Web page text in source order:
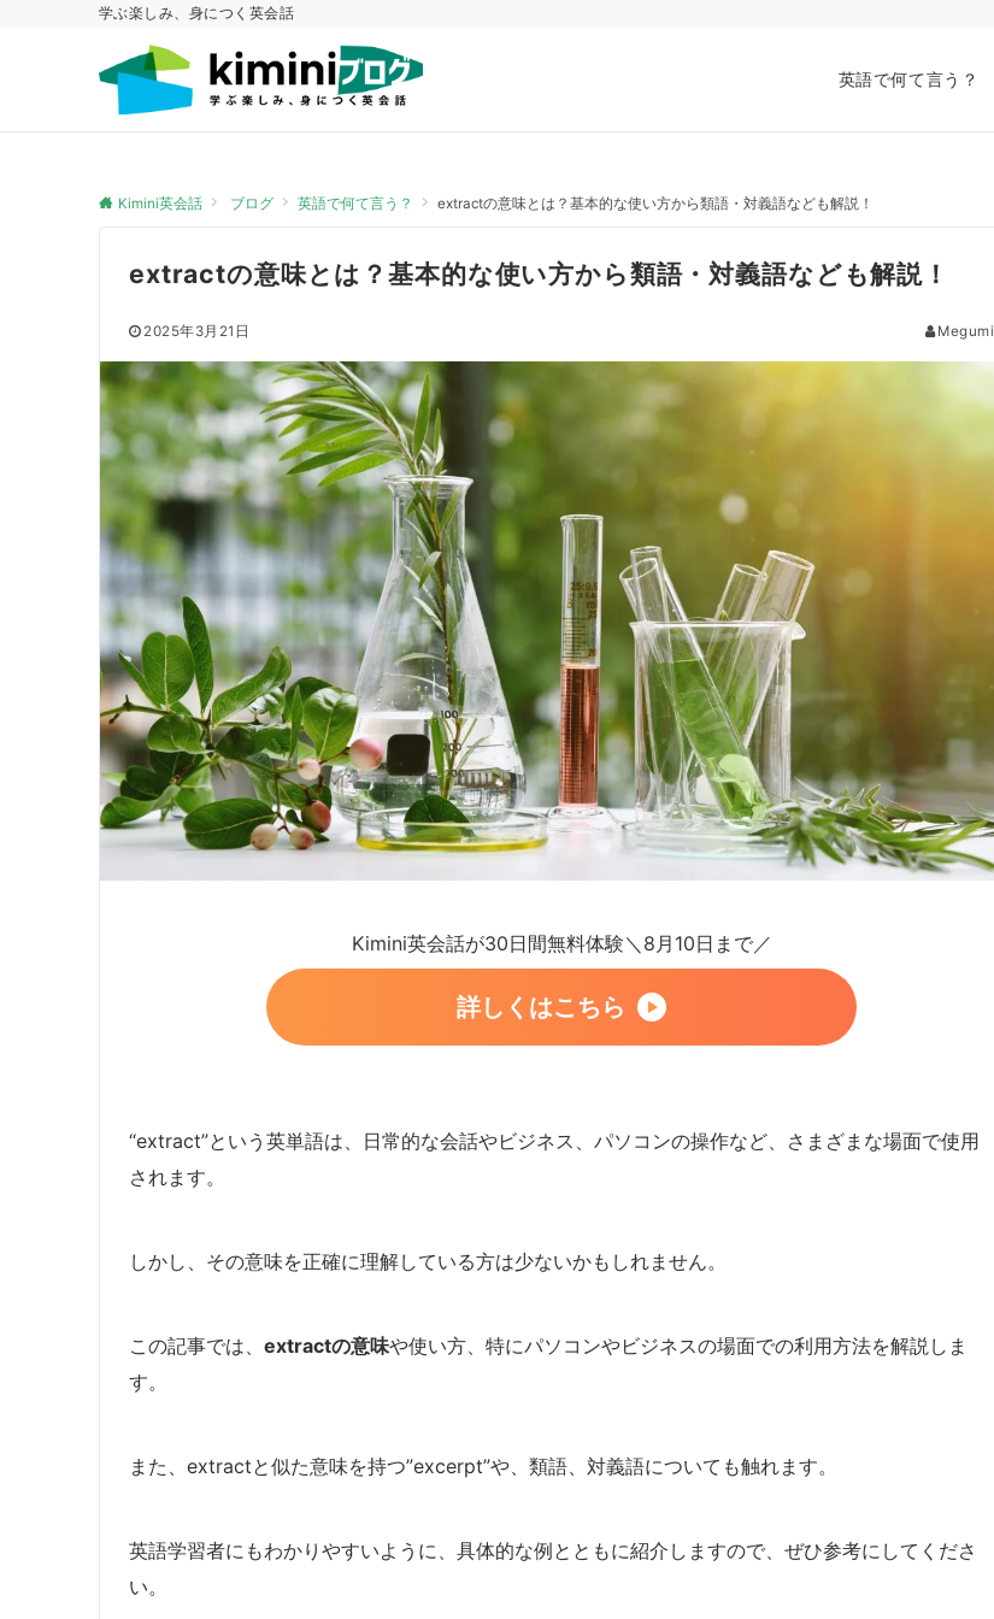
学ぶ楽しみ、身につく英会話
英語で何て言う？
Kimini英会話 ブログ 英語で何て言う？ extractの意味とは？基本的な使い方から類語・対義語なども解説！
extractの意味とは？基本的な使い方から類語・対義語なども解説！
2025年3月21日 Megumi
Kimini英会話が30日間無料体験＼8月10日まで／
詳しくはこちら
“extract”という英単語は、日常的な会話やビジネス、パソコンの操作など、さまざまな場面で使用
されます。
しかし、その意味を正確に理解している方は少ないかもしれません。
この記事では、 extractの意味や使い方、特にパソコンやビジネスの場面での利用方法を解説しま
す。
また、extractと似た意味を持つ”excerpt”や、類語、対義語についても触れます。
英語学習者にもわかりやすいように、具体的な例とともに紹介しますので、ぜひ参考にしてくださ
い。